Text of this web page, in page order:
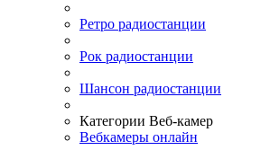
Ретро радиостанции
Рок радиостанции
Шансон радиостанции
Категории Веб-камер
Вебкамеры онлайн